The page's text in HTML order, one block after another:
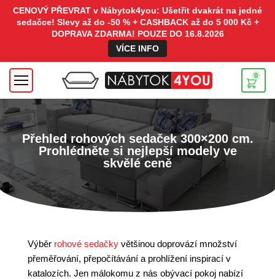
CENOVÝ PŘEVRAT v Nábytok4you: Ušetřit dvakrát na jedné
sedačce! Slevy až do -50 % + CASHBACK až do 5 000 Kč +
DOPRAVA ZDARMA! POUZE DO 16.8.2026
VÍCE INFO
0
Přehled rohových sedaček 300×200 cm.
Prohlédněte si nejlepší modely ve
skvělé ceně
Výběr rohové sedačky většinou doprovází množství
přeměřování, přepočítávání a prohlížení inspirací v
katalozích. Jen málokomu z nás obývací pokoj nabízí